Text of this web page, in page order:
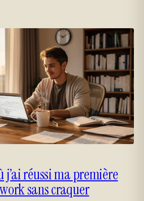
j’ai réussi ma première
sans craquer